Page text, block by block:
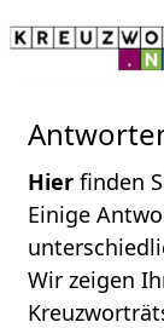
Hier finden
Einige
Wir zeigen